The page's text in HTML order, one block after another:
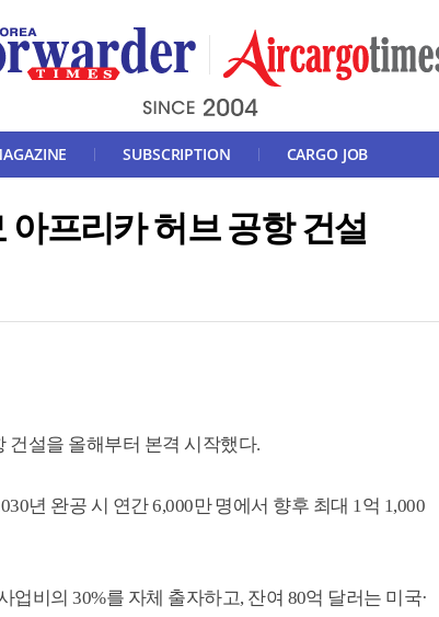
SUBSCRIPTION CARGO JOB
아프리카 허브 공항 건설
건설을 올해부터 본격 시작했다.
년 완공 시 연간 6,000만 명에서 향후 최대 1억 1,000
비의 30%를 자체 출자하고, 잔여 80억 달러는 미국·